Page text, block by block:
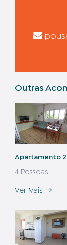
Outras
Apartamento
4 Pessoas
Ver Mais